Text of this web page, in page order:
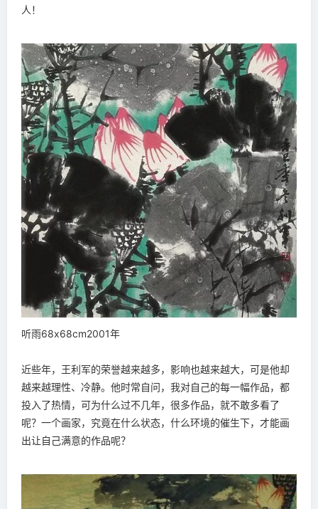
人！
听雨68x68cm2001年
近些年，王利军的荣誉越来越多，影响也越来越大，可是他却
越来越理性、冷静。他时常自问，我对自己的每一幅作品，都
投入了热情，可为什么过不几年，很多作品，就不敢多看了
呢？一个画家，究竟在什么状态，什么环境的催生下，才能画
出让自己满意的作品呢？